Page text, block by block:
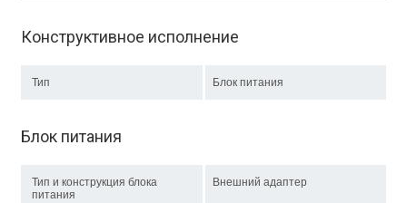
Конструктивное исполнение
Тип Блок питания
Блок питания
Тип и конструкция блока
питания
Внешний адаптер